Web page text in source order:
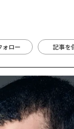
ォロー 記事を